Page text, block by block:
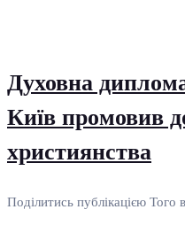
Духовна
Київ промовив
християнства
Поділитись публікацією Того